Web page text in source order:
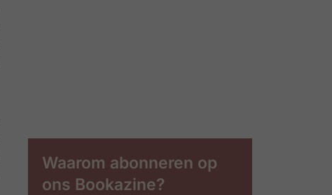
Waarom abonneren op
ons Bookazine?